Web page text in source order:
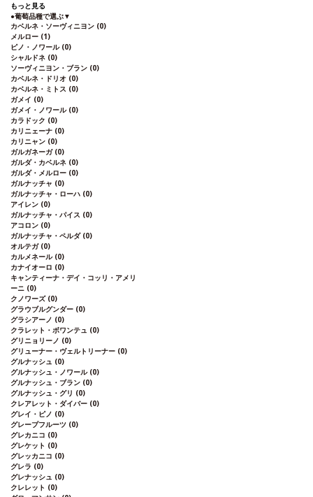
もっと見る
●葡萄品種で選ぶ▼
カベルネ・ソーヴィニヨン (0)
メルロー (1)
ピノ・ノワール (0)
シャルドネ (0)
ソーヴィニヨン・ブラン (0)
カベルネ・ドリオ (0)
カベルネ・ミトス (0)
ガメイ (0)
ガメイ・ノワール (0)
カラドック (0)
カリニェーナ (0)
カリニャン (0)
ガルガネーガ (0)
ガルダ・カベルネ (0)
ガルダ・メルロー (0)
ガルナッチャ (0)
ガルナッチャ・ローハ (0)
アイレン (0)
ガルナッチャ・パイス (0)
アコロン (0)
ガルナッチャ・ペルダ (0)
オルテガ (0)
カルメネール (0)
カナイオーロ (0)
キャンティーナ・デイ・コッリ・アメリ
ーニ (0)
クノワーズ (0)
グラウブルグンダー (0)
グラシアーノ (0)
クラレット・ボワンテュ (0)
グリニョリーノ (0)
グリューナー・ヴェルトリーナー (0)
グルナッシュ (0)
グルナッシュ・ノワール (0)
グルナッシュ・ブラン (0)
グルナッシュ・グリ (0)
クレアレット・ダイバー (0)
グレイ・ピノ (0)
グレープフルーツ (0)
グレカニコ (0)
グレケット (0)
グレッカニコ (0)
グレラ (0)
グレナッシュ (0)
クレレット (0)